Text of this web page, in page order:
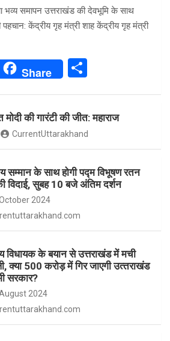
भव्य समापन उत्तराखंड की देवभूमि के साथ
केंद्रीय गृह मंत्री शाह केंद्रीय गृह मंत्री
Share
e
मोदी की गारंटी की जीत: महाराज
CurrentUttarakhand
सम्मान के साथ होगी पद्म विभूषण रतन
विदाई, सुबह 10 बजे अंतिम दर्शन
2024
विधायक के बयान से उत्तराखंड में मची
क्‍या 500 करोड़ में गिर जाएगी उत्‍तराखंड
सरकार?
2024